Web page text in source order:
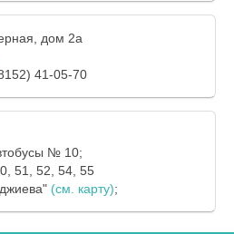
дом 2а
41-05-70
№ 10;
51, 52, 54, 55
(см. карту);